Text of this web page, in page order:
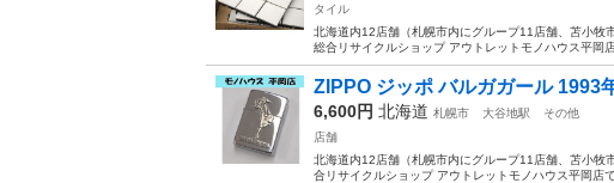
タイル
北海道内12店舗（札幌市内にグループ11店舗、苫小
総合リサイクルショップ アウトレットモノハウス平岡店
ZIPPO ジッポ バルガガール 1993
6,600円 北海道 札幌市 大谷地駅
その他
店舗
北海道内12店舗（札幌市内にグループ11店舗、苫小
合リサイクルショップ アウトレットモノハウス平岡店で